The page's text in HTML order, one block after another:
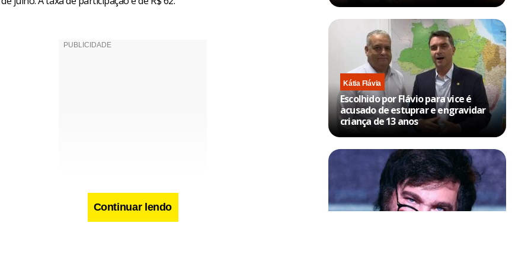
Continuar lendo
Kátia Flávia
Escolhido por Flávio para vice é
acusado de estuprar e engravidar
criança de 13 anos